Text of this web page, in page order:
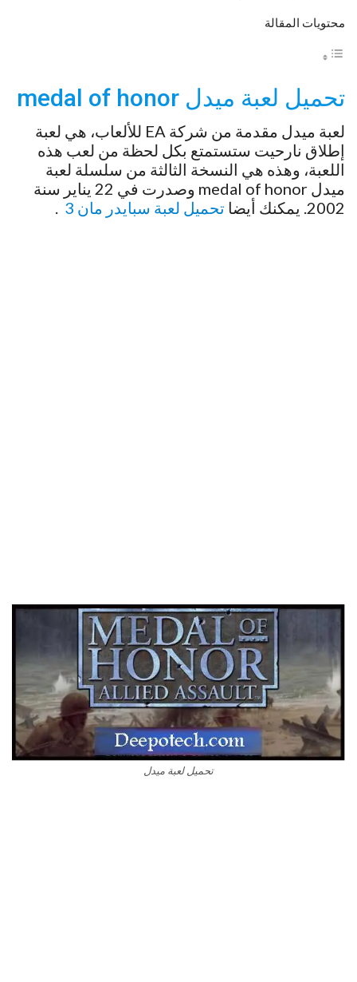
محتويات المقالة
تحميل لعبة ميدل medal of honor
لعبة ميدل مقدمة من شركة EA للألعاب، هي لعبة
إطلاق نارحيت ستستمتع بكل لحظة من لعب هذه
اللعبة، وهذه هي النسخة الثالثة من سلسلة لعبة
ميدل medal of honor وصدرت في 22 يناير سنة
2002. يمكنك أيضا
تحميل لعبة سبايدر مان 3 .
تحميل لعبة ميدل